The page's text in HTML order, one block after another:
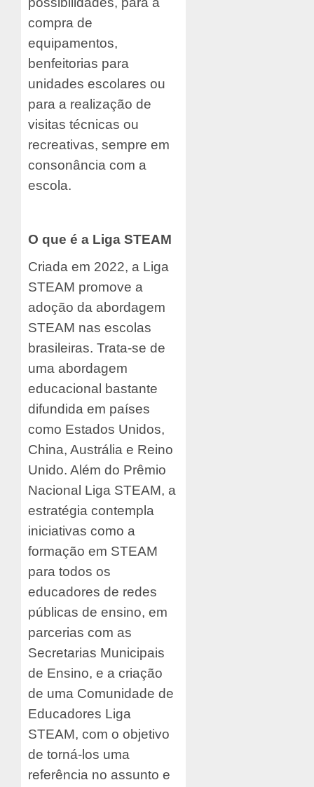
compra de
equipamentos,
benfeitorias para
unidades escolares ou
para a realização de
visitas técnicas ou
recreativas, sempre em
consonância com a
escola.
O que é a Liga STEAM
Criada em 2022, a Liga
STEAM promove a
adoção da abordagem
STEAM nas escolas
brasileiras. Trata-se de
uma abordagem
educacional bastante
difundida em países
como Estados Unidos,
China, Austrália e Reino
Unido. Além do Prêmio
Nacional Liga STEAM, a
estratégia contempla
iniciativas como a
formação em STEAM
para todos os
educadores de redes
públicas de ensino, em
parcerias com as
Secretarias Municipais
de Ensino, e a criação
de uma Comunidade de
Educadores Liga
STEAM, com o objetivo
de torná-los uma
referência no assunto e